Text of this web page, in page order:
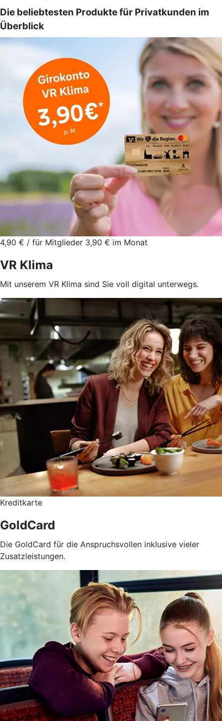
Die beliebtesten Produkte für Privatkunden im
Überblick
4,90 € / für Mitglieder 3,90 € im Monat
VR Klima
Mit unserem VR Klima sind Sie voll digital unterwegs.
Kreditkarte
GoldCard
Die GoldCard für die Anspruchsvollen inklusive vieler
Zusatzleistungen.